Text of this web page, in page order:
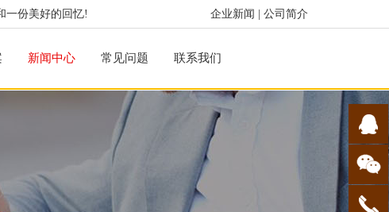
企业新闻 公司简介
一份美好的回忆!
新闻中心 常见问题 联系我们